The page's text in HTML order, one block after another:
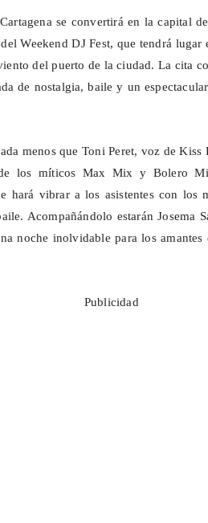
se convertirá en la capital
delWeekendDJFest, que tendrá lugar
del puerto de la ciudad. La cita
de nostalgia, baile y un
menos que Toni Peret, voz de Kiss
los míticos MaxMix y Bolero
hará vibrar a los asistentes con los
Acompañándolo estarán Josema
noche inolvidable para los
Publicidad